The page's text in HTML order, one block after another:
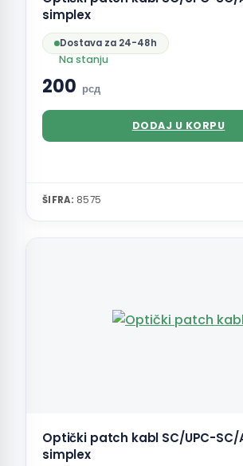
simplex
Dostava za 24-48h
Na stanju
200 рсд
DODAJ U KORPU
ŠIFRA: 8575
Optički patch kabl SC/UPC-SC/
simplex